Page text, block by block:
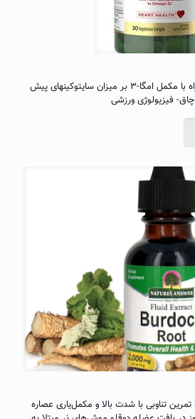
اثر تمرین هوازی شدید همراه با مکمل امگا-۳ بر میزان سایتوکینهای پیش
فیزیولوژی ورزشی
تمرین تناوبی با شدت بالا و مکمل‌یاری عصاره